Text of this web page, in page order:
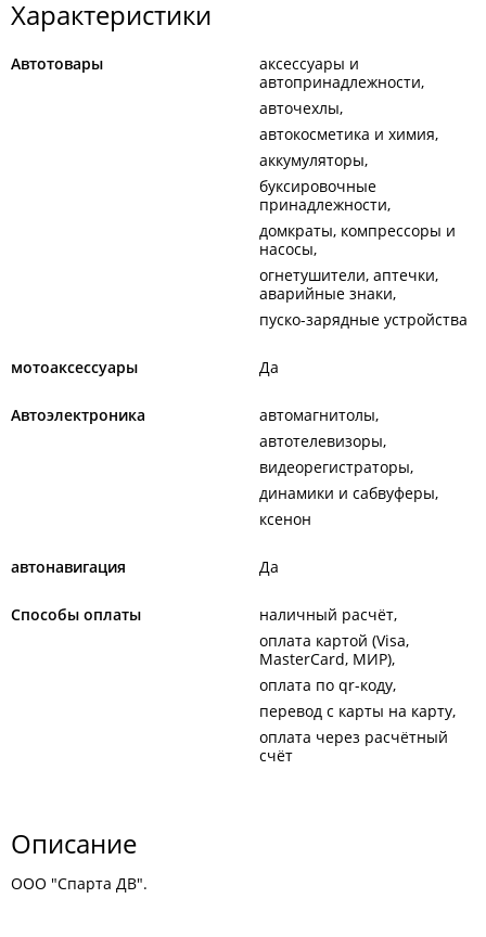
Характеристики
Автотовары
аксессуары и
автопринадлежности
авточехлы
автокосметика и химия
аккумуляторы
буксировочные
принадлежности
домкраты, компрессоры и
насосы
огнетушители, аптечки,
аварийные знаки
пуско-зарядные устройства
мотоаксессуары Да
Автоэлектроника
автомагнитолы
автотелевизоры
видеорегистраторы
динамики и сабвуферы
ксенон
автонавигация Да
Способы оплаты
наличный расчёт
оплата картой (Visa,
MasterCard, МИР)
оплата по qr-коду
перевод с карты на карту
оплата через расчётный
счёт
Описание
ООО "Спарта ДВ".